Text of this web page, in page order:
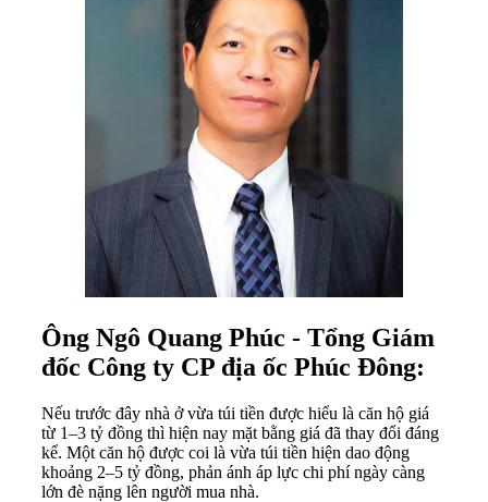
Ông Ngô Quang Phúc - Tổng Giám
đốc Công ty CP địa ốc Phúc Đông:
Nếu trước đây nhà ở vừa túi tiền được hiểu là căn hộ giá
từ 1–3 tỷ đồng thì hiện nay mặt bằng giá đã thay đổi đáng
kể. Một căn hộ được coi là vừa túi tiền hiện dao động
khoảng 2–5 tỷ đồng, phản ánh áp lực chi phí ngày càng
lớn đè nặng lên người mua nhà.